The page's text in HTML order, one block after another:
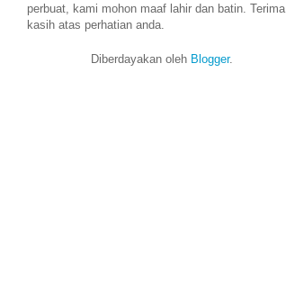
perbuat, kami mohon maaf lahir dan batin. Terima
kasih atas perhatian anda.
Diberdayakan oleh Blogger.